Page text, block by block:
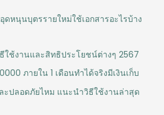
ดหนุนบุตรรายใหม่ใช้เอกสารอะไรบ้าง
ใช้งานและสิทธิประโยชน์ต่างๆ 2567
ภายใน 1 เดือนทำได้จริงมีเงินเก็บ
ะปลอดภัยไหม แนะนำวิธีใช้งานล่าสุด